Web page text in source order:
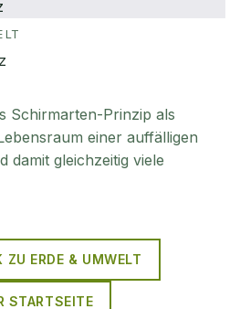
Schirmarten-Prinzip als
einer auffälligen
damit gleichzeitig viele
ZU ERDE & UMWELT
STARTSEITE